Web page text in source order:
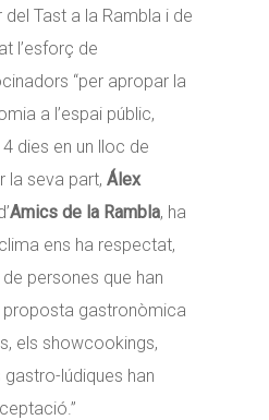
del Tast a la Rambla i de
l’esforç de
“per apropar la
a l’espai públic,
dies en un lloc de
la seva part, Álex
Amics de la Rambla, ha
ens ha respectat,
persones que han
proposta gastronòmica
els showcookings,
lúdiques han